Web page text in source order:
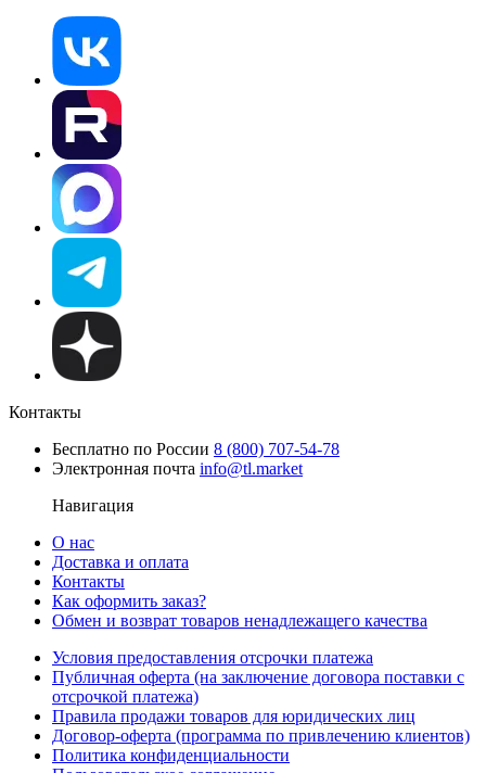
Контакты
Бесплатно по России 8 (800) 707-54-78
Электронная почта info@tl.market
Навигация
О нас
Доставка и оплата
Контакты
Как оформить заказ?
Обмен и возврат товаров ненадлежащего качества
Условия предоставления отсрочки платежа
Публичная оферта (на заключение договора поставки с
отсрочкой платежа)
Правила продажи товаров для юридических лиц
Договор-оферта (программа по привлечению клиентов)
Политика конфиденциальности